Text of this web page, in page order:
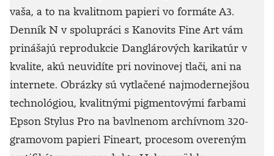
vaša, a to na kvalitnom papieri vo formáte A3.
Denník N v spolupráci s Kanovits Fine Art vám
prinášajú reprodukcie Danglárových karikatúr v
kvalite, akú neuvidíte pri novinovej tlači, ani na
internete. Obrázky sú vytlačené najmodernejšou
technológiou, kvalitnými pigmentovými farbami
Epson Stylus Pro na bavlnenom archívnom 320-
gramovom papieri Fineart, procesom overeným